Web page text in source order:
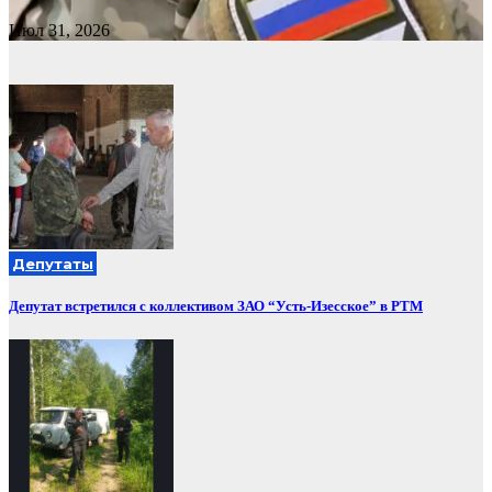
Июл 31, 2026
Депутаты
Депутат встретился с коллективом ЗАО “Усть-Изесское” в РТМ